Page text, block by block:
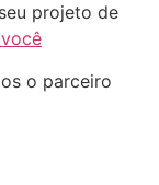
projeto de
o parceiro